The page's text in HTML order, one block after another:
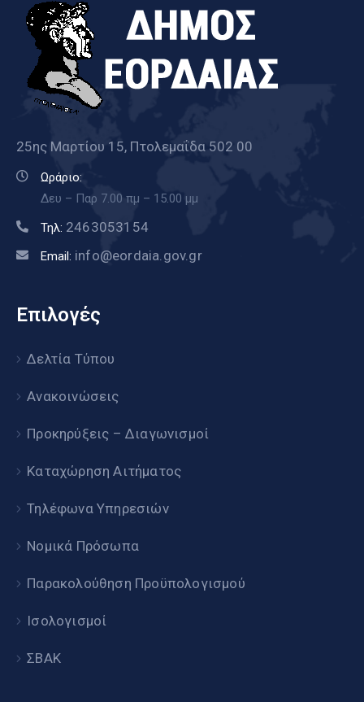
25ης Μαρτίου 15, Πτολεμαΐδα 502 00
Ωράριο:
Δευ – Παρ 7.00 πμ – 15.00 μμ
Τηλ: 2463053154
Email: info@eordaia.gov.gr
Επιλογές
Δελτία Τύπου
Ανακοινώσεις
Προκηρύξεις – Διαγωνισμοί
Καταχώρηση Αιτήματος
Τηλέφωνα Υπηρεσιών
Νομικά Πρόσωπα
Παρακολούθηση Προϋπολογισμού
Ισολογισμοί
ΣΒΑΚ